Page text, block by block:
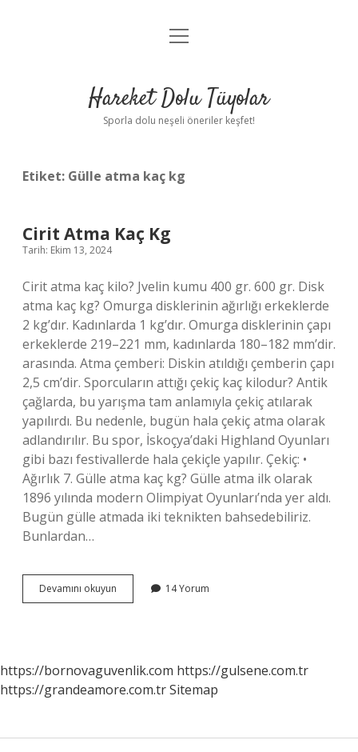
Anasayfa
Yasal Uyarı
menüyü
Hareket Dolu Tüyolar
Sporla dolu neşeli öneriler keşfet!
Etiket: Gülle atma kaç kg
Cirit Atma Kaç Kg
Tarih: Ekim 13, 2024
Cirit atma kaç kilo? Jvelin kumu 400 gr. 600 gr. Disk
atma kaç kg? Omurga disklerinin ağırlığı erkeklerde
2 kg’dır. Kadınlarda 1 kg’dır. Omurga disklerinin çapı
erkeklerde 219–221 mm, kadınlarda 180–182 mm’dir.
arasında. Atma çemberi: Diskin atıldığı çemberin çapı
2,5 cm’dir. Sporcuların attığı çekiç kaç kilodur? Antik
çağlarda, bu yarışma tam anlamıyla çekiç atılarak
yapılırdı. Bu nedenle, bugün hala çekiç atma olarak
adlandırılır. Bu spor, İskoçya’daki Highland Oyunları
gibi bazı festivallerde hala çekiçle yapılır. Çekiç: •
Ağırlık 7. Gülle atma kaç kg? Gülle atma ilk olarak
1896 yılında modern Olimpiyat Oyunları’nda yer aldı.
Bugün gülle atmada iki teknikten bahsedebiliriz.
Bunlardan…
Devamını okuyun
Atma
14 Yorum
https://bornovaguvenlik.com https://gulsene.com.tr
https://grandeamore.com.trSitemap